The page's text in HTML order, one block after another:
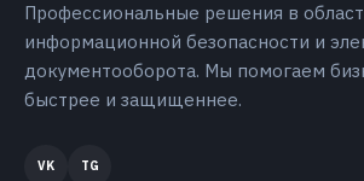
Профессиональные решения в
информационной безопасности и
документооборота. Мы помогаем
быстрее и защищеннее.